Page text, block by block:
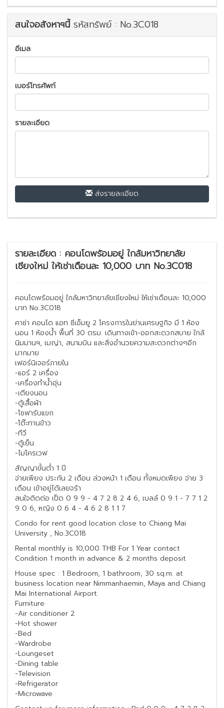
สนใจอสังหาฯนี้รหัสทรัพย์ : No.3C018
อีเมล
เบอร์โทรศัพท์
รายละเอียด
ส่งรายละเอียด
รายละเอียด : คอนโดพร้อมอยู่ ใกล้มหาวิทยาลัย
เชียงใหม่ ให้เช่าเดือนละ 10,000 บาท No.3C018
คอนโดพร้อมอยู่ ใกล้มหาวิทยาลัยเชียงใหม่ ให้เช่าเดือนละ 10,000
บาท No.3C018
คาซ่า คอนโด แอท ซีเอ็มยู 2 โครงการในย่านเศรษฐกิจ มี 1 ห้อง
นอน 1 ห้องน้ำ พื้นที่ 30 ตรม. เดินทางเข้า-ออกสะดวกสบาย ใกล้
นิมมานฯ, เมญ่า, สนามบิน และสิ่งอำนวยความสะดวกต่างๆอีก
มากมาย
เฟอร์นิเจอร์ภายใน
-แอร์ 2 เครื่อง
-เครื่องทำน้ำอุ่น
-เตียงนอน
-ตู้เสื้อผ้า
-โซฟารับแขก
-โต๊ะทานข้าว
-ทีวี
-ตู้เย็น
-ไมโครเวฟ
สัญญาขั้นต่ำ 1 ปี
จ่ายเพียง ประกัน 2 เดือน ล่วงหน้า 1 เดือน ทั้งหมดเพียง จ่าย 3
เดือน เข้าอยู่ได้เลยจร้า
สนใจติดต่อ เป็ด 0 9 9 - 4 7 2 8 2 4 6, เบลล์ 0 9 1 - 7 7 1 2
9 0 6, หญิง 0 6 4 - 4 6 2 8 1 1 7
Condo for rent good location close to Chiang Mai
University , No.3C018
Rental monthly is 10,000 THB For 1 Year contact
Condition 1 month in advance & 2 months deposit
House spec : 1 Bedroom, 1 bathroom, 30 sq.m. at
business location near Nimmanhaemin, Maya and Chiang
Mai International Airport.
Furniture
-Air conditioner 2
-Hot shower
-Bed
-Wardrobe
-Loungeset
-Dining table
-Television
-Refrigerator
-Microwave